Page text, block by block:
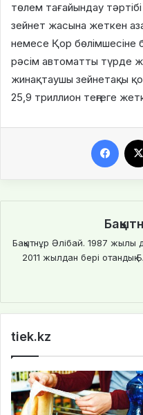
төлем тағайындау
зейнет жасына жеткен
немесе Қор бөлімшесіне
рәсім автоматты түрде
жинақтаушы зейнетақы
25,9 триллион теңгеге
Бақытнұр Әлібай. 1987 жылы
2011 жылдан бері отандық
tiek.kz